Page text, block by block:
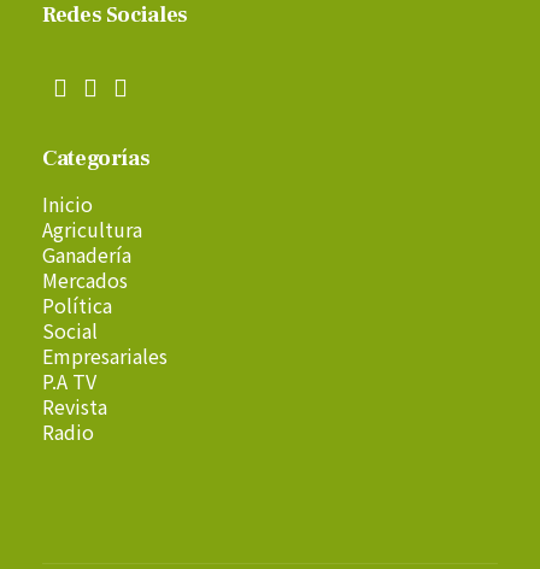
Redes Sociales
Categorías
Inicio
Agricultura
Ganadería
Mercados
Política
Social
Empresariales
P.A TV
Revista
Radio